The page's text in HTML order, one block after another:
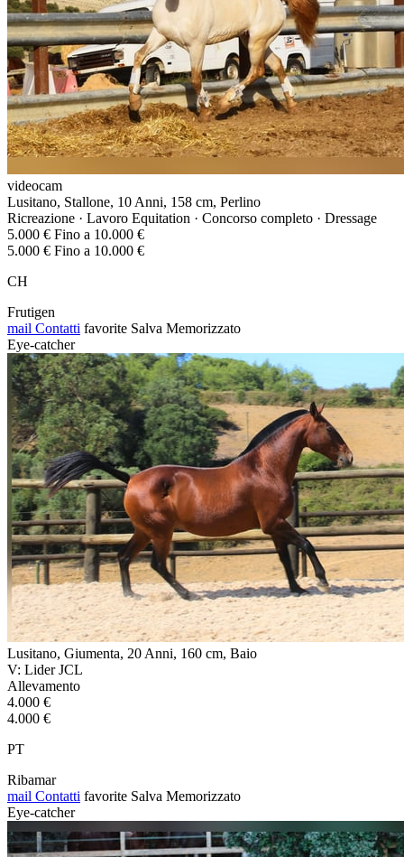
videocam
Lusitano, Stallone, 10 Anni, 158 cm, Perlino
Ricreazione · Lavoro Equitation · Concorso completo · Dressage
5.000 € Fino a 10.000 €
5.000 € Fino a 10.000 €
CH
Frutigen
mail Contatti favorite Salva Memorizzato
Eye-catcher
Lusitano, Giumenta, 20 Anni, 160 cm, Baio
V: Lider JCL
Allevamento
4.000 €
4.000 €
PT
Ribamar
mail Contatti favorite Salva Memorizzato
Eye-catcher